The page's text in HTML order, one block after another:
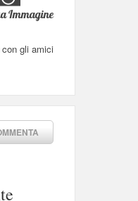
Immagine
gli amici